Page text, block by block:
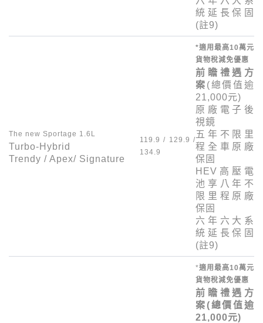
統延長保固
(註9)
The new Sportage 1.6L
Turbo-Hybrid
Trendy / Apex/ Signature
119.9 / 129.9 /
134.9
*適用最高10 萬元
貨物稅減免優惠
前瞻禮遇方
案 (總價值逾
21,000元)
原廠電子後
視鏡
五年不限里
程全車原廠
保固
HEV 高壓電
池享八年不
限里程原廠
保固
六年六大系
統延長保固
(註9)
*適用最高10 萬元
貨物稅減免優惠
前瞻禮遇方
案 (總價值逾
21,000元)